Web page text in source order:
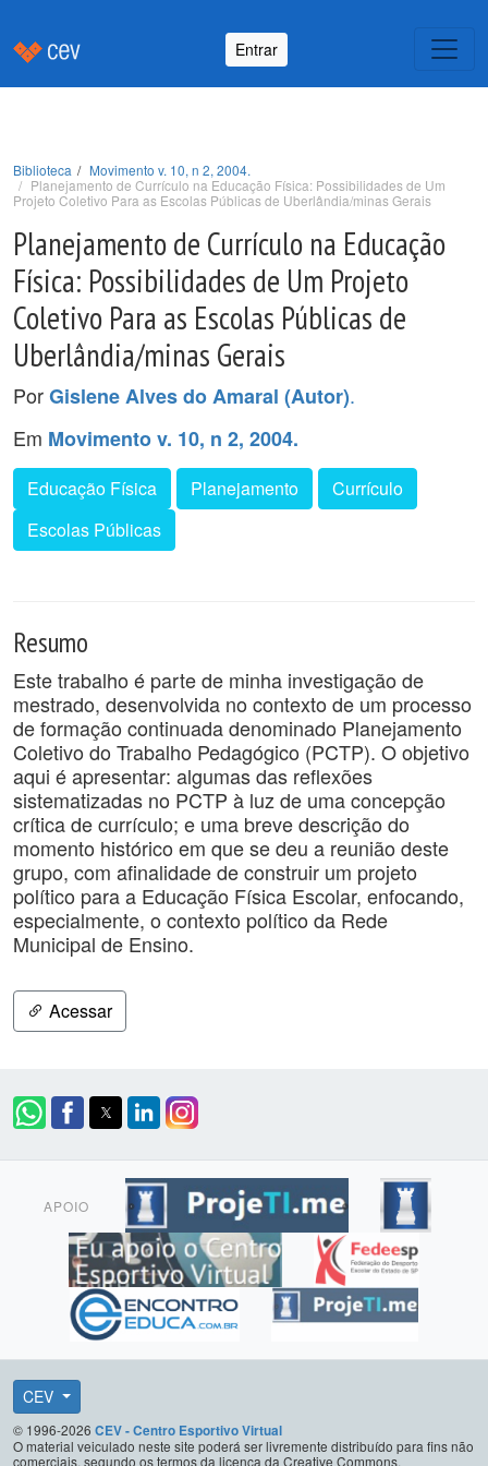
Entrar
Biblioteca
Movimento v. 10, n 2, 2004.
Planejamento de Currículo na Educação Física: Possibilidades de Um
Projeto Coletivo Para as Escolas Públicas de Uberlândia/minas Gerais
Planejamento de Currículo na Educação
Física: Possibilidades de Um Projeto
Coletivo Para as Escolas Públicas de
Uberlândia/minas Gerais
PorGislene Alves do Amaral (Autor).
Em Movimento v. 10, n 2, 2004.
Educação Física Planejamento
Currículo
Escolas Públicas
Resumo
Este trabalho é parte de minha investigação de
mestrado, desenvolvida no contexto de um processo
de formação continuada denominado Planejamento
Coletivo do Trabalho Pedagógico (PCTP). O objetivo
aqui é apresentar: algumas das reflexões
sistematizadas no PCTP à luz de uma concepção
crítica de currículo; e uma breve descrição do
momento histórico em que se deu a reunião deste
grupo, com afinalidade de construir um projeto
político para a Educação Física Escolar, enfocando,
especialmente, o contexto político da Rede
Municipal de Ensino.
Acessar
APOIO
CEV
© 1996-2026 CEV - Centro Esportivo Virtual
O material veiculado neste site poderá ser livremente distribuído para fins não
comerciais, segundo os termos da licença da Creative Commons.